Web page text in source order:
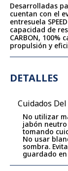
Desarrolladas
cuentan con el
entresuela
capacidad de
CARBON,
propulsión y
DETALLES
Cuidados
No utilizar
jabón
tomando
No usar
sombra.
guardado